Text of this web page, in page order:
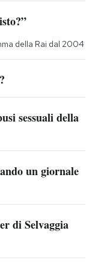
della Rai dal 2004
sessuali della
un giornale
di Selvaggia